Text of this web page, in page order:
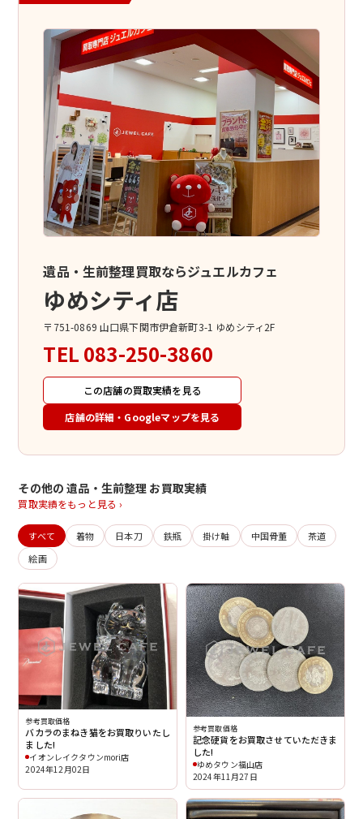
遺品・生前整理買取ならジュエルカフェ
ゆめシティ店
〒751-0869 山口県下関市伊倉新町3-1 ゆめシティ2F
TEL 083-250-3860
この店舗の買取実績を見る
店舗の詳細・Googleマップを見る
その他の 遺品・生前整理 お買取実績
買取実績をもっと見る ›
すべて 着物 日本刀 鉄瓶 掛け軸 中国骨董
茶道
絵画
参考買取価格
バカラのまねき猫をお買取りいたし
ました!
イオンレイクタウンmori店
2024年12月02日
参考買取価格
記念硬貨をお買取させていただきま
した!
ゆめタウン福山店
2024年11月27日